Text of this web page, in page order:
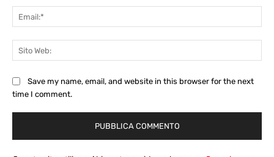
Save my name, email, and website in this browser for the next
time I comment.